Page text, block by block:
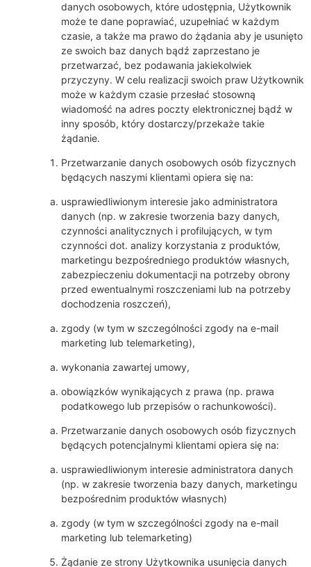
danych osobowych, które udostępnia, Użytkownik
może te dane poprawiać, uzupełniać w każdym
czasie, a także ma prawo do żądania aby je usunięto
ze swoich baz danych bądź zaprzestano je
przetwarzać, bez podawania jakiekolwiek
przyczyny. W celu realizacji swoich praw Użytkownik
może w każdym czasie przesłać stosowną
wiadomość na adres poczty elektronicznej bądź w
inny sposób, który dostarczy/przekaże takie
żądanie.
Przetwarzanie danych osobowych osób fizycznych
będących naszymi klientami opiera się na:
usprawiedliwionym interesie jako administratora
danych (np. w zakresie tworzenia bazy danych,
czynności analitycznych i profilujących, w tym
czynności dot. analizy korzystania z produktów,
marketingu bezpośredniego produktów własnych,
zabezpieczeniu dokumentacji na potrzeby obrony
przed ewentualnymi roszczeniami lub na potrzeby
dochodzenia roszczeń),
zgody (w tym w szczególności zgody na e-mail
marketing lub telemarketing),
wykonania zawartej umowy,
obowiązków wynikających z prawa (np. prawa
podatkowego lub przepisów o rachunkowości).
Przetwarzanie danych osobowych osób fizycznych
będących potencjalnymi klientami opiera się na:
usprawiedliwionym interesie administratora danych
(np. w zakresie tworzenia bazy danych, marketingu
bezpośrednim produktów własnych)
zgody (w tym w szczególności zgody na e-mail
marketing lub telemarketing)
Żądanie ze strony Użytkownika usunięcia danych